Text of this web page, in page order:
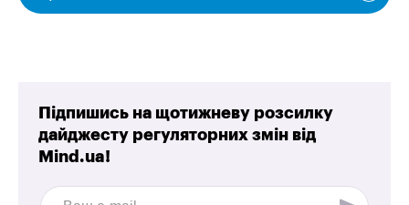
Підпишись на щотижневу розсилку
дайджесту регуляторних змін від
Mind.ua!